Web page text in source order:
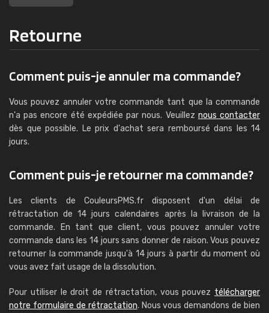
Retourne
Comment puis-je annuler ma commande?
Vous pouvez annuler votre commande tant que la commande
n'a pas encore été expédiée par nous. Veuillez nous contacter
dès que possible. Le prix d'achat sera remboursé dans les 14
jours.
Comment puis-je retourner ma commande?
Les clients de CouleursPMS.fr disposent d'un délai de
rétractation de 14 jours calendaires après la livraison de la
commande. En tant que client, vous pouvez annuler votre
commande dans les 14 jours sans donner de raison. Vous pouvez
retourner la commande jusqu'à 14 jours à partir du moment où
vous avez fait usage de la dissolution.
Pour utiliser le droit de rétractation, vous pouvez télécharger
notre formulaire de rétractation. Nous vous demandons de bien